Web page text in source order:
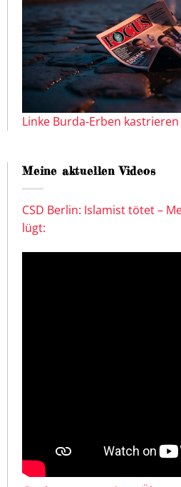
Linke Burda-Erben kastrieren
Meine aktuellen Videos
CSD Berlin: Islamist tötet –
lügt: